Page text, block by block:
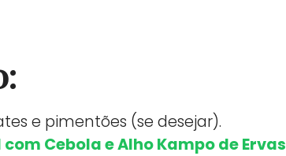
e pimentões (se desejar).
com Cebola e Alho Kampo de